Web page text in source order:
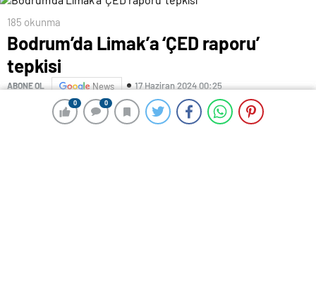
0 0
185 okunma
Bodrum’da Limak’a ‘ÇED raporu’
tepkisi
ABONE OL News 17 Haziran 2024 00:25
0 0
Muğla’nın Bodrum ilçesine bağlı Kızılağaç Mahallesi